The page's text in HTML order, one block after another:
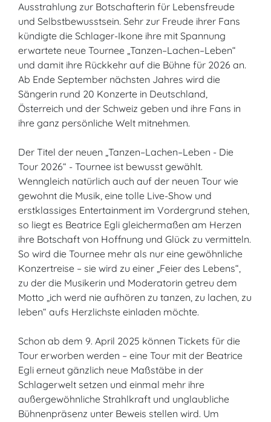
Ausstrahlung zur Botschafterin für Lebensfreude
und Selbstbewusstsein. Sehr zur Freude ihrer Fans
kündigte die Schlager-Ikone ihre mit Spannung
erwartete neue Tournee „Tanzen–Lachen–Leben“
und damit ihre Rückkehr auf die Bühne für 2026 an.
Ab Ende September nächsten Jahres wird die
Sängerin rund 20 Konzerte in Deutschland,
Österreich und der Schweiz geben und ihre Fans in
ihre ganz persönliche Welt mitnehmen.
Der Titel der neuen „Tanzen–Lachen–Leben - Die
Tour 2026“ - Tournee ist bewusst gewählt.
Wenngleich natürlich auch auf der neuen Tour wie
gewohnt die Musik, eine tolle Live-Show und
erstklassiges Entertainment im Vordergrund stehen,
so liegt es Beatrice Egli gleichermaßen am Herzen
ihre Botschaft von Hoffnung und Glück zu vermitteln.
So wird die Tournee mehr als nur eine gewöhnliche
Konzertreise – sie wird zu einer „Feier des Lebens“,
zu der die Musikerin und Moderatorin getreu dem
Motto „ich werd nie aufhören zu tanzen, zu lachen, zu
leben“ aufs Herzlichste einladen möchte.
Schon ab dem 9. April 2025 können Tickets für die
Tour erworben werden – eine Tour mit der Beatrice
Egli erneut gänzlich neue Maßstäbe in der
Schlagerwelt setzen und einmal mehr ihre
außergewöhnliche Strahlkraft und unglaubliche
Bühnenpräsenz unter Beweis stellen wird. Um